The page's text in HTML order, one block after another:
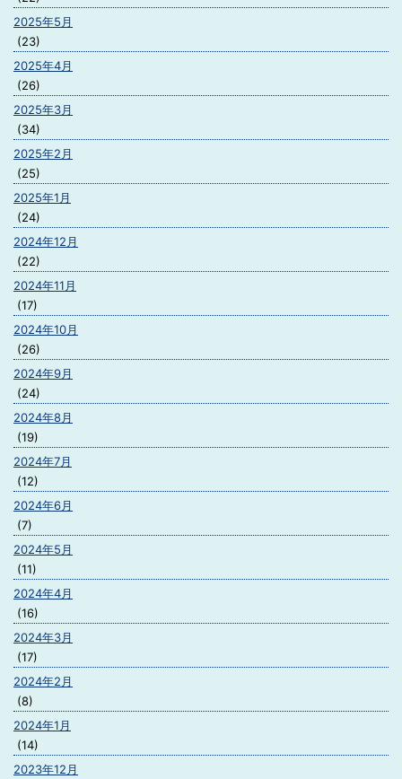
2025年5月
(23)
2025年4月
(26)
2025年3月
(34)
2025年2月
(25)
2025年1月
(24)
2024年12月
(22)
2024年11月
(17)
2024年10月
(26)
2024年9月
(24)
2024年8月
(19)
2024年7月
(12)
2024年6月
(7)
2024年5月
(11)
2024年4月
(16)
2024年3月
(17)
2024年2月
(8)
2024年1月
(14)
2023年12月